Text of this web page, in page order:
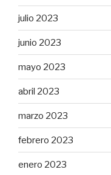
julio 2023
junio 2023
mayo 2023
abril 2023
marzo 2023
febrero 2023
enero 2023